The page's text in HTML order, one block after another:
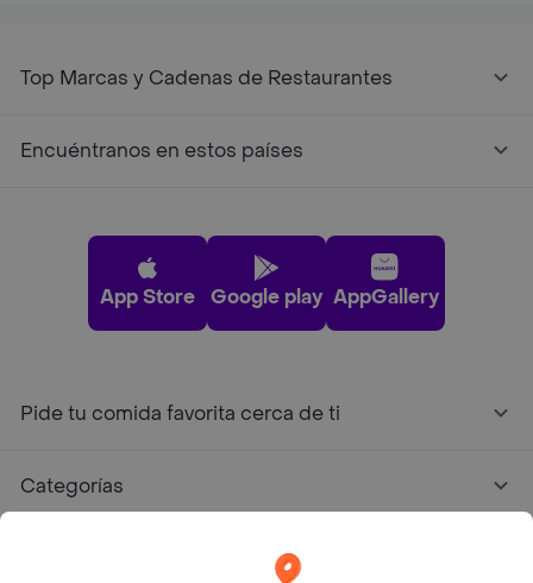
Top Marcas y Cadenas de Restaurantes
Encuéntranos en estos países
App Store Google play AppGallery
Pide tu comida favorita cerca de ti
Categorías